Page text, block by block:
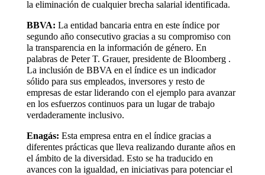
la eliminación de cualquier brecha salarial identificada.
BBVA: La entidad bancaria entra en este índice por
segundo año consecutivo gracias a su compromiso con
la transparencia en la información de género. En
palabras de Peter T. Grauer, presidente de Bloomberg .
La inclusión de BBVA en el índice es un indicador
sólido para sus empleados, inversores y resto de
empresas de estar liderando con el ejemplo para avanzar
en los esfuerzos continuos para un lugar de trabajo
verdaderamente inclusivo.
Enagás: Esta empresa entra en el índice gracias a
diferentes prácticas que lleva realizando durante años en
el ámbito de la diversidad. Esto se ha traducido en
avances con la igualdad, en iniciativas para potenciar el